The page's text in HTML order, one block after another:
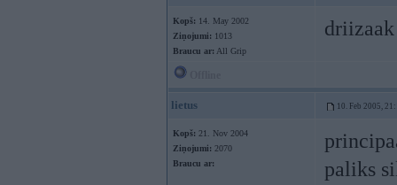
Kopš: 14. May 2002
Ziņojumi: 1013
Braucu ar: All Grip
lietus 10. Feb 2005,
Kopš: 21. Nov 2004
Ziņojumi: 2070
Braucu ar:
paliks